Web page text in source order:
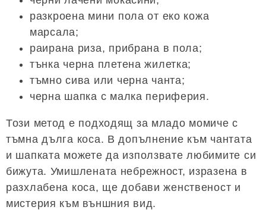
разкроена мини пола от еко кожа
марсала;
раирана риза, прибрана в пола;
тънка черна плетена жилетка;
тъмно сива или черна чанта;
черна шапка с малка периферия.
Този метод е подходящ за младо момиче с
тъмна дълга коса. В допълнение към чантата
и шапката можете да използвате любимите си
бижута. Умишлената небрежност, изразена в
разхлабена коса, ще добави женственост и
мистерия към външния вид.